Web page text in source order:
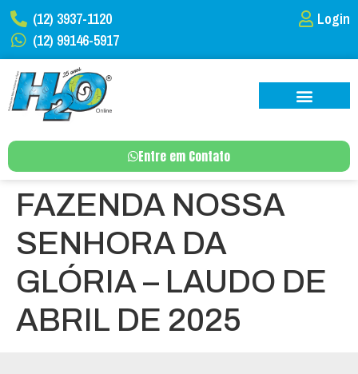
(12) 3937-1120
(12) 99146-5917
Login
Entre em Contato
FAZENDA NOSSA
SENHORA DA
GLÓRIA – LAUDO DE
ABRIL DE 2025